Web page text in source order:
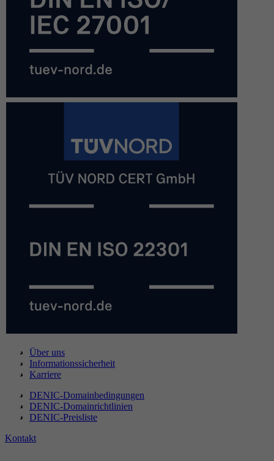
Über uns
Informationssicherheit
Karriere
DENIC-Domainbedingungen
DENIC-Domainrichtlinien
DENIC-Preisliste
Kontakt